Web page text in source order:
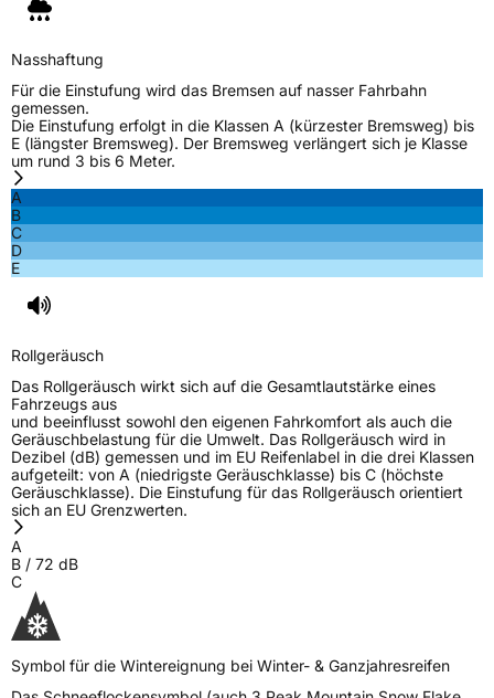
M+S
EU Label
EffizienzC
Nasshaftung C
Fahrzeugklasse
3PMSF / Schneeflockensymbol / Alpine-Symbol
EPREL ID 1240170
Allgemeine Produktsicherheit (GPSR)
HerstellerkontaktROADKING, Room 608 Sunyard International
Creative Center 1750 Jianghong Road
Nasshaftung
Für die Einstufung wird das Bremsen auf nasser Fahrbahn
gemessen.
Die Einstufung erfolgt in die Klassen A (kürzester Bremsweg) bis
E (längster Bremsweg). Der Bremsweg verlängert sich je Klasse
um rund 3 bis 6 Meter.
A
B
C
D
E
Rollgeräusch
Das Rollgeräusch wirkt sich auf die Gesamtlautstärke eines
Fahrzeugs aus
und beeinflusst sowohl den eigenen Fahrkomfort als auch die
Geräuschbelastung für die Umwelt. Das Rollgeräusch wird in
Dezibel (dB) gemessen und im EU Reifenlabel in die drei Klassen
aufgeteilt: von A (niedrigste Geräuschklasse) bis C (höchste
Geräuschklasse). Die Einstufung für das Rollgeräusch orientiert
sich an EU Grenzwerten.
A
B / 72 dB
C
Symbol für die Wintereignung bei Winter- & Ganzjahresreifen